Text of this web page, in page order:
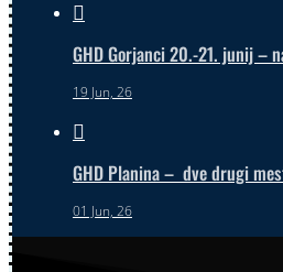

GHD Gorjanci 20.-21. junij –
19 Jun, 26

GHD Planina – dve drugi
01 Jun, 26